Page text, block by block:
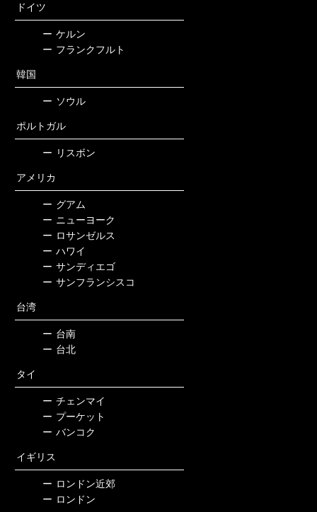
ドイツ
ー ケルン
ー フランクフルト
韓国
ー ソウル
ポルトガル
ー リスボン
アメリカ
ー グアム
ー ニューヨーク
ー ロサンゼルス
ー ハワイ
ー サンディエゴ
ー サンフランシスコ
台湾
ー 台南
ー 台北
タイ
ー チェンマイ
ー プーケット
ー バンコク
イギリス
ー ロンドン近郊
ー ロンドン